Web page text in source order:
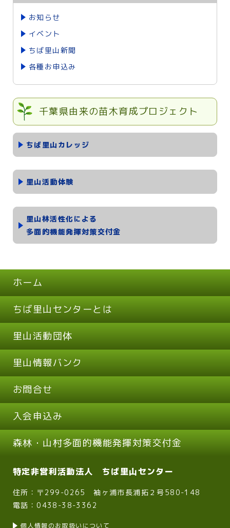
お知らせ
イベント
ちば里山新聞
各種お申込み
千葉県由来の苗木育成プロジェクト
ちば里山カレッジ
里山活動体験
里山林活性化による
多面的機能発揮対策交付金
ホーム
ちば里山センターとは
里山活動団体
里山情報バンク
お問合せ
入会申込み
森林・山村多面的機能発揮対策交付金
特定非営利活動法人 ちば里山センター
住所：〒299-0265 袖ヶ浦市長浦拓２号580-148
電話：0438-38-3362
個人情報のお取扱いについて